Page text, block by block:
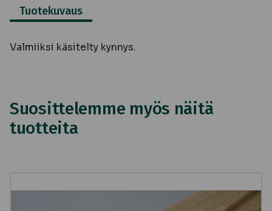
Tuotekuvaus
Valmiiksi käsitelty kynnys.
Suosittelemme myös näitä
tuotteita